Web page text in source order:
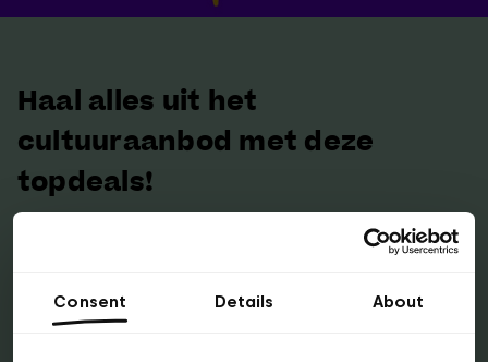
Consent Details About
Haal alles uit het
cultuuraanbod met deze
topdeals!
Bezoek voor slechts € 65 een jaar lang meer
musea met de
museumpas